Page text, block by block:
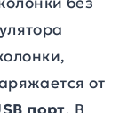
от